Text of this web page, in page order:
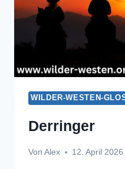
WILDER-WESTEN-
Derringer
Von Alex 12. April 2026